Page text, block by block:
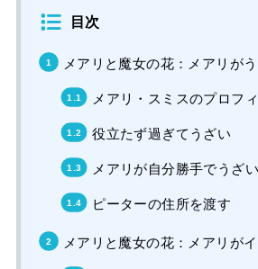
目次
メアリと魔女の花：メアリがう
メアリ・スミスのプロフ
役立たず過ぎてうざい
メアリが自分勝手でうざい
ピーターの住所を渡す
メアリと魔女の花：メアリが